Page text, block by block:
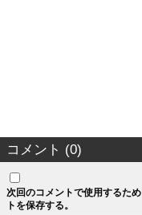
コメント (0)
次回のコメントで使用するた
トを保存する。